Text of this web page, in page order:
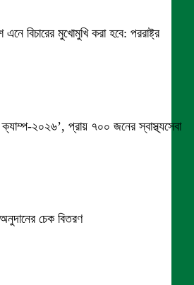
বিচারের মুখোমুখি করা হবে: পররাষ্ট্র
২০২৬’, প্রায় ৭০০ জনের স্বাস্থ্যসেবা
চেক বিতরণ